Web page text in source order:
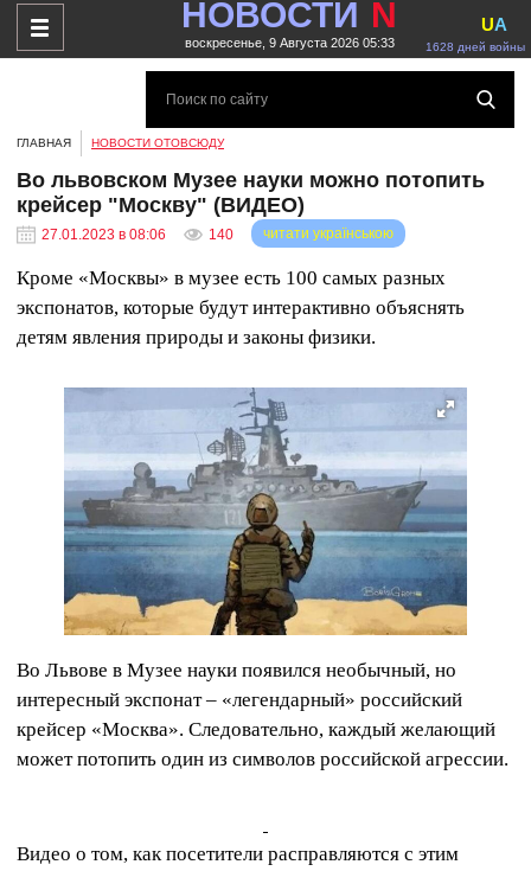
НОВОСТИ N
воскресенье, 9 Августа 2026 05:33 1628 дней войны
UA
ГЛАВНАЯ НОВОСТИ ОТОВСЮДУ
Во львовском Музее науки можно потопить
крейсер "Москву" (ВИДЕО)
27.01.2023 в 08:06 140 читати українською
Кроме «Москвы» в музее есть 100 самых разных
экспонатов, которые будут интерактивно объяснять
детям явления природы и законы физики.
Во Львове в Музее науки появился необычный, но
интересный экспонат – «легендарный» российский
крейсер «Москва». Следовательно, каждый желающий
может потопить один из символов российской агрессии.
Видео о том, как посетители расправляются с этим